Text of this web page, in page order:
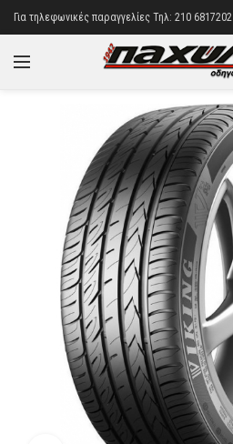
Για τηλεφωνικές παραγγελίες Τηλ: 210 6817202